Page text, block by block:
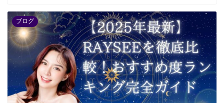
ブログ